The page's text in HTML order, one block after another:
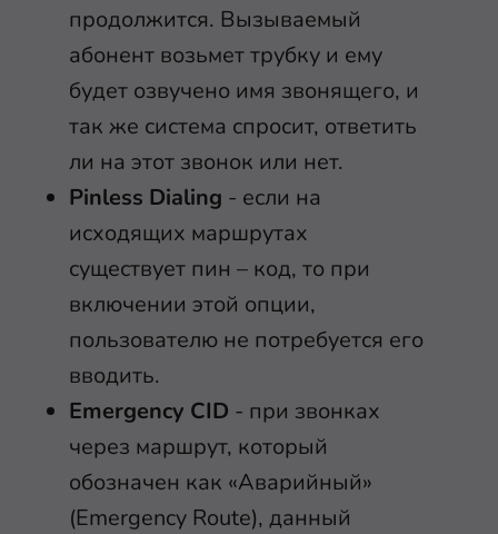
продолжится. Вызываемый
абонент возьмет трубку и ему
будет озвучено имя звонящего, и
так же система спросит, ответить
ли на этот звонок или нет.
Pinless Dialing - если на
исходящих маршрутах
существует пин – код, то при
включении этой опции,
пользователю не потребуется его
вводить.
Emergency CID - при звонках
через маршрут, который
обозначен как «Аварийный»
(Emergency Route), данный